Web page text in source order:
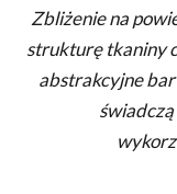
Zbliżenie na
strukturę tkaniny
abstrakcyjne
świadczą